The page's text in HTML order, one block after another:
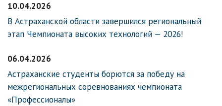
10.04.2026
В Астраханской области завершился региональный
этап Чемпионата высоких технологий — 2026!
06.04.2026
Астраханские студенты борются за победу на
межрегиональных соревнованиях чемпионата
«Профессионалы»